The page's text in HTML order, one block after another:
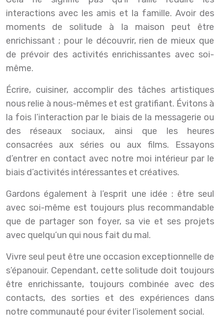
interactions avec les amis et la famille. Avoir des
moments de solitude à la maison peut être
enrichissant ; pour le découvrir, rien de mieux que
de prévoir des activités enrichissantes avec soi-
même.
Écrire, cuisiner, accomplir des tâches artistiques
nous relie à nous-mêmes et est gratifiant. Évitons à
la fois l’interaction par le biais de la messagerie ou
des réseaux sociaux, ainsi que les heures
consacrées aux séries ou aux films. Essayons
d’entrer en contact avec notre moi intérieur par le
biais d’activités intéressantes et créatives.
Gardons également à l’esprit une idée : être seul
avec soi-même est toujours plus recommandable
que de partager son foyer, sa vie et ses projets
avec quelqu’un qui nous fait du mal.
Vivre seul peut être une occasion exceptionnelle de
s’épanouir. Cependant, cette solitude doit toujours
être enrichissante, toujours combinée avec des
contacts, des sorties et des expériences dans
notre communauté pour éviter l’isolement social.